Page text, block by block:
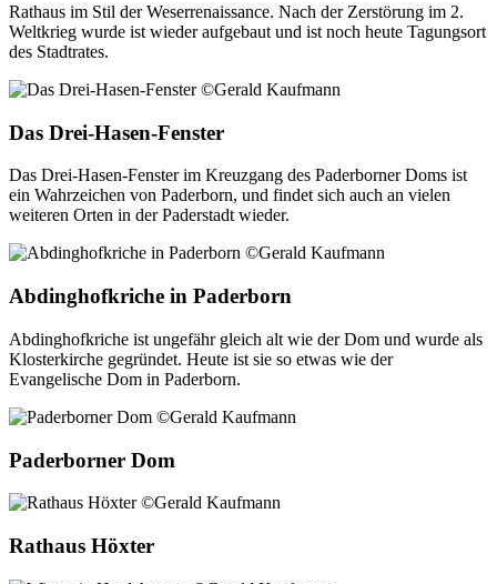
Rathaus im Stil der Weserrenaissance. Nach der Zerstörung im 2.
Weltkrieg wurde ist wieder aufgebaut und ist noch heute Tagungsort
des Stadtrates.
Das Drei-Hasen-Fenster
Das Drei-Hasen-Fenster im Kreuzgang des Paderborner Doms ist
ein Wahrzeichen von Paderborn, und findet sich auch an vielen
weiteren Orten in der Paderstadt wieder.
Abdinghofkriche in Paderborn
Abdinghofkriche ist ungefähr gleich alt wie der Dom und wurde als
Klosterkirche gegründet. Heute ist sie so etwas wie der
Evangelische Dom in Paderborn.
Paderborner Dom
Rathaus Höxter